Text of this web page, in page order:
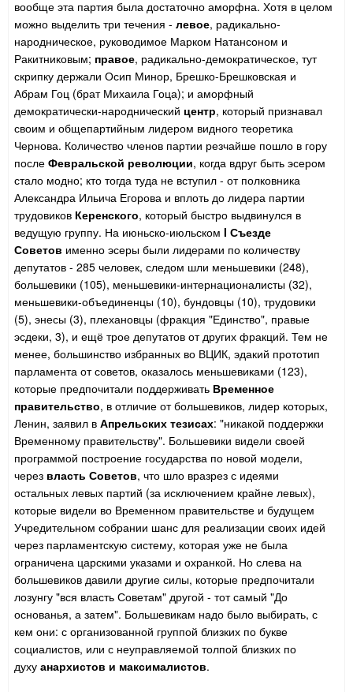
вообще эта партия была достаточно аморфна. Хотя в целом
можно выделить три течения - левое, радикально-
народническое, руководимое Марком Натансоном и
Ракитниковым; правое, радикально-демократическое, тут
скрипку держали Осип Минор, Брешко-Брешковская и
Абрам Гоц (брат Михаила Гоца); и аморфный
демократически-народнический центр, который признавал
своим и общепартийным лидером видного теоретика
Чернова. Количество членов партии резчайше пошло в гору
после Февральской революции, когда вдруг быть эсером
стало модно; кто тогда туда не вступил - от полковника
Александра Ильича Егорова и вплоть до лидера партии
трудовиков Керенского, который быстро выдвинулся в
ведущую группу. На июньско-июльском I Съезде
Советов именно эсеры были лидерами по количеству
депутатов - 285 человек, следом шли меньшевики (248),
большевики (105), меньшевики-интернационалисты (32),
меньшевики-объединенцы (10), бундовцы (10), трудовики
(5), энесы (3), плехановцы (фракция "Единство", правые
эсдеки, 3), и ещё трое депутатов от других фракций. Тем не
менее, большинство избранных во ВЦИК, эдакий прототип
парламента от советов, оказалось меньшевиками (123),
которые предпочитали поддерживать Временное
правительство, в отличие от большевиков, лидер которых,
Ленин, заявил в Апрельских тезисах: "никакой поддержки
Временному правительству". Большевики видели своей
программой построение государства по новой модели,
через власть Советов, что шло вразрез с идеями
остальных левых партий (за исключением крайне левых),
которые видели во Временном правительстве и будущем
Учредительном собрании шанс для реализации своих идей
через парламентскую систему, которая уже не была
ограничена царскими указами и охранкой. Но слева на
большевиков давили другие силы, которые предпочитали
лозунгу "вся власть Советам" другой - тот самый "До
основанья, а затем". Большевикам надо было выбирать, с
кем они: с организованной группой близких по букве
социалистов, или с неуправляемой толпой близких по
духу анархистов и максималистов.